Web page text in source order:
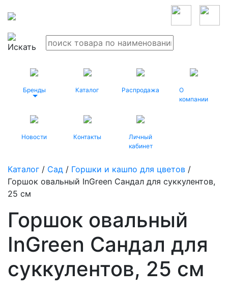
Бренды Каталог Распродажа
О
компании
Новости Контакты
Личный
кабинет
Каталог / Сад / Горшки и кашпо для цветов /
Горшок овальный InGreen Сандал для суккулентов,
25 см
Горшок овальный
InGreen Сандал для
суккулентов, 25 см